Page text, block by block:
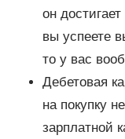
он
вы успеете
то у вас
Дебетовая
на покупку
зарплатной